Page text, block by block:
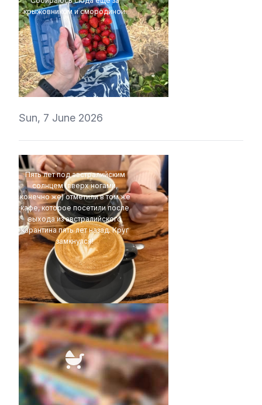
крыжовником и смородиной.
t1r1
Sun, 7 June 2026
Пять лет под австралийским
солнцем (вверх ногами,
конечно же) отметили в том же
кафе, которое посетили после
выхода из австралийского
карантина пять лет назад. Круг
замкнулся!
4Eki